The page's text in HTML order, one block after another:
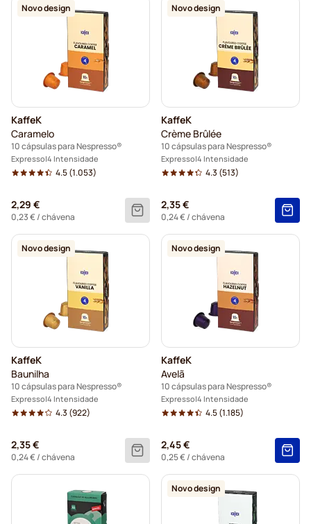
Novo design
KaffeK
Caramelo
10 cápsulas para Nespresso®
Expresso 4 Intensidade
4.5(1.053)
2,29 €
0,23 €/ chávena
Novo design
KaffeK
Crème Brûlée
10 cápsulas para Nespresso®
Expresso 4 Intensidade
4.3 (513)
2,35 €
0,24 €/ chávena
Novo design
KaffeK
Baunilha
10 cápsulas para Nespresso®
Expresso 4 Intensidade
4.3 (922)
2,35 €
0,24 €/ chávena
Novo design
KaffeK
Avelã
10 cápsulas para Nespresso®
Expresso 4 Intensidade
4.5(1.185)
2,45 €
0,25 €/ chávena
Novo design